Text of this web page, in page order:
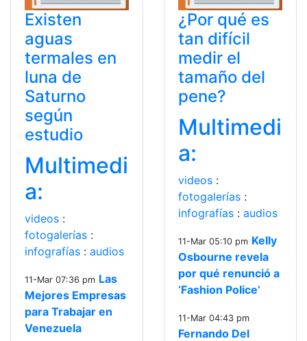
Existen
aguas
termales en
luna de
Saturno
según
estudio
Multimedi
a:
videos :
fotogalerías :
infografías : audios
11-Mar 07:36 pm Las
Mejores Empresas
para Trabajar en
Venezuela
¿Por qué es
tan difícil
medir el
tamaño del
pene?
Multimedi
a:
videos :
fotogalerías :
infografías : audios
11-Mar 05:10 pm Kelly
Osbourne revela
por qué renunció a
‘Fashion Police’
11-Mar 04:43 pm
Fernando Del